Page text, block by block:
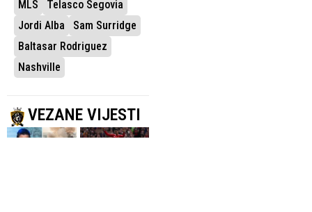
MLS
Telasco Segovia
Jordi Alba
Sam Surridge
Baltasar Rodriguez
Nashville
VEZANE VIJESTI